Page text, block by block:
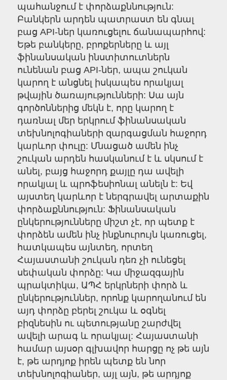
պահանջում է փորձաքննություն:
Բանկերն արդեն պատրաստ են գնալ
բաց API-ներ կառուցելու ճանապարհով:
Եթե բանկերը, բրոքերները և այլ
ֆինանսական ինստիտուտներն
ունենան բաց API-ներ, ապա շուկան
կարող է անցնել իսկապես որակյալ
թվային ծառայությունների: Սա այն
գործոններից մեկն է, որը կարող է
դառնալ մեր երկրում ֆինանսական
տեխնոլոգիաների զարգացման հաջորդ
կարևոր փուլը: Մնացած ամեն ինչ
շուկան արդեն հասկանում է և սկսում է
անել, բայց հաջորդ քայլը դա ավելի
որակյալ և պրոֆեսիոնալ անելն է: Եվ
այստեղ կարևոր է ներգրավել արտաքին
փորձաքննություն: Ֆինանսական
ընկերությունները միշտ չէ, որ պետք է
փորձեն ամեն ինչ ինքնուրույն կառուցել,
հատկապես այնտեղ, որտեղ
Հայաստանի շուկան դեռ չի ունեցել
սեփական փորձը: Կա միջազգային
պրակտիկա, ԱՊՀ երկրների փորձ և
ընկերություններ, որոնք կարողանում են
այդ փորձը բերել շուկա և օգնել
բիզնեսին ու պետությանը շարժվել
ավելի արագ և որակյալ: Հայաստանի
համար այսօր գլխավոր հարցը ոչ թե այն
է, թե արդյոք իրեն պետք են նոր
տեխնոլոգիաներ, այլ այն, թե արդյոք